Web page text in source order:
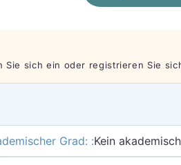
Sie sich ein oder registrieren Sie
Grad: :Kein